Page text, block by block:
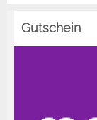
Gutschein